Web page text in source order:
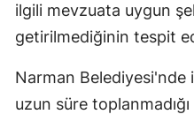
ilgili mevzuata uygun
getirilmediğinin tespit
Narman Belediyesi'nde
uzun süre